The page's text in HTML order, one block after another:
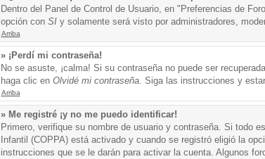
Dentro del Panel de Control de Usuario, en "Preferencias de
opción con SIy solamente será visto por administradores,
Arriba
» ¡Perdí mi contraseña!
No se asuste, ¡calma! Si su contraseña no puede ser
haga clic en Olvidé mi contraseña. Siga las instrucciones y
Arriba
» Me registré ¡y no me puedo identificar!
Primero, verifique su nombre de usuario y contraseña. Si todo
Infantil (COPPA) está activado y cuando se registró eligió la
instrucciones que se le darán para activar la cuenta. Algunos